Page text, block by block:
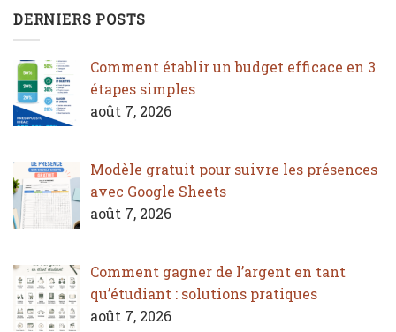
DERNIERS POSTS
Comment établir un budget efficace en 3
étapes simples
août 7, 2026
Modèle gratuit pour suivre les présences
avec Google Sheets
août 7, 2026
Comment gagner de l’argent en tant
qu’étudiant : solutions pratiques
août 7, 2026